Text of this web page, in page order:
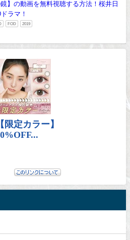
鏡】の動画を無料視聴する方法！桜井日
ラマ！
FOD 2019